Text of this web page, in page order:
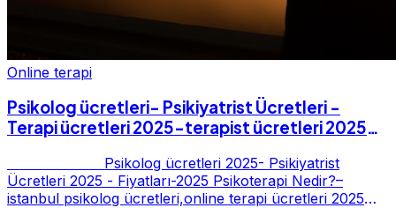
Online terapi
Psikolog ücretleri- Psikiyatrist Ücretleri -
Terapi ücretleri 2025-terapist ücretleri 2025-
Psikolog ücretleri 2025- Psikiyatrist
Ücretleri 2025 - Fiyatları-2025 Psikoterapi Nedir?–
istanbul psikolog ücretleri,online terapi ücretleri 2025